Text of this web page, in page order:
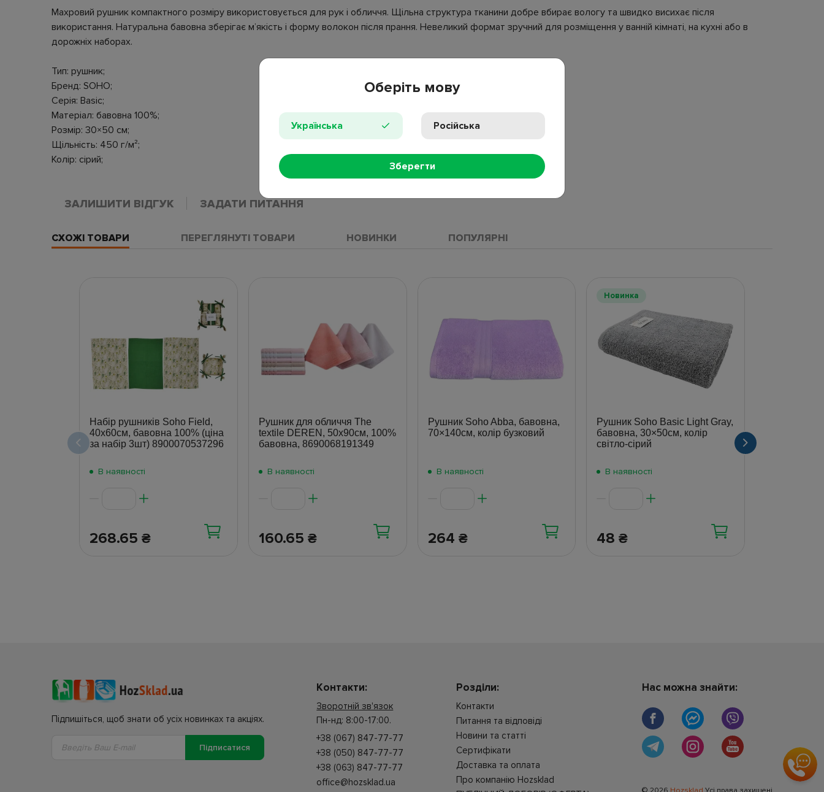
Махровий рушник компактного розміру використовується для рук і обличчя. Щільна структура тканини добре вбирає вологу та швидко висихає після
використання. Натуральна бавовна зберігає м’якість і форму волокон після прання. Невеликий формат зручний для розміщення у ванній кімнаті, на кухні або в
дорожніх наборах.
Тип: рушник;
Бренд: SOHO;
Серія: Basic;
Матеріал: бавовна 100%;
Розмір: 30×50 см;
Щільність: 450 г/м²;
Колір: сірий;
ЗАЛИШИТИ ВІДГУК ЗАДАТИ ПИТАННЯ
СХОЖІ ТОВАРИ ПЕРЕГЛЯНУТІ ТОВАРИ НОВИНКИ ПОПУЛЯРНІ
Набір рушників Soho Field,
40х60см, бавовна 100% (ціна
за набір 3шт) 8900070537296
В наявності
268.65 ₴
Рушник для обличчя The
textile DEREN, 50x90см, 100%
бавовна, 8690068191349
В наявності
160.65 ₴
Рушник Soho Abba, бавовна,
70×140см, колір бузковий
В наявності
264 ₴
Новинка
Рушник Soho Basic Light Gray,
бавовна, 30×50см, колір
світло-сірий
В наявності
48₴
Оберіть мову
Українська Російська
Зберегти
Підпишіться, щоб знати об усіх новинках та акціях.
Підписатися
Контакти:
Зворотній зв'язок
Пн-нд: 8:00-17:00.
+38 (067) 847-77-77
+38 (050) 847-77-77
+38 (063) 847-77-77
office@hozsklad.ua
Розділи:
Контакти
Питання та відповіді
Новини та статті
Cертифікати
Доставка та оплата
Про компанію Hozsklad
Нас можна знайти: